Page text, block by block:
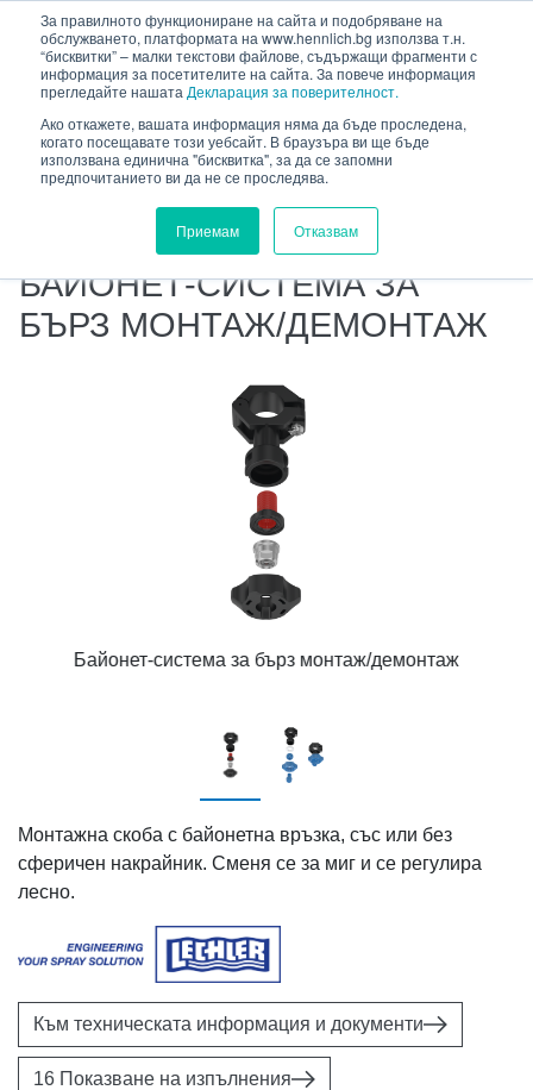
За правилното функциониране на сайта и подобряване на
обслужването, платформата на www.hennlich.bg използва т.н.
“бисквитки” – малки текстови файлове, съдържащи фрагменти с
информация за посетителите на сайта. За повече информация
прегледайте нашата Декларация за поверителност.
Ако откажете, вашата информация няма да бъде проследена,
когато посещавате този уебсайт. В браузъра ви ще бъде
използвана единична "бисквитка", за да се запомни
предпочитанието ви да не се проследява.
Приемам Отказвам
съдържание
HENNLICH.BG ПРОДУКТИ
ФЛУИДНА ТЕХНИКА
ПРЕЦИЗНИ ДЮЗИ
ПРИНАДЛЕЖНОСТИ ЗА ДЮЗИ
БАЙОНЕТ-СИСТЕМА ЗА БЪРЗ МОНТАЖ/ДЕМОНТАЖ
БАЙОНЕТ-СИСТЕМА ЗА
БЪРЗ МОНТАЖ/ДЕМОНТАЖ
Байонет-система за бърз монтаж/демонтаж
Монтажна скоба с байонетна връзка, със или без
сферичен накрайник. Сменя се за миг и се регулира
лесно.
Към техническата информация и документи
16 Показване на изпълнения